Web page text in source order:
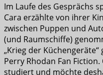
Im Laufe des Gesprächs
Cara erzählte von ihrer
zwischen Puppen und
(und Raumschiffe)
„Krieg der
Perry Rhodan Fan
studiert und möchte